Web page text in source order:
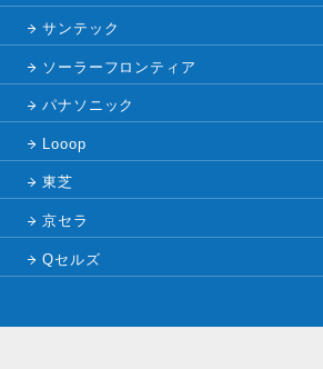
サンテック
ソーラーフロンティア
パナソニック
Looop
東芝
京セラ
Qセルズ